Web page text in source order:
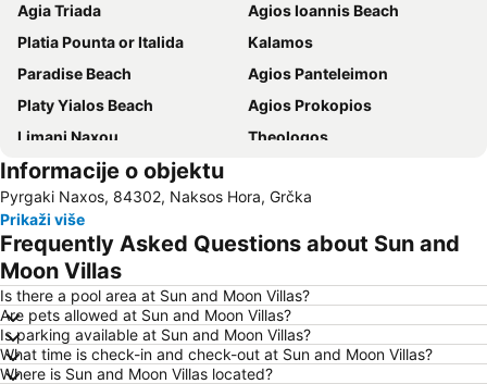
Agia Triada
Agios Ioannis Beach
Platia Pounta or Italida
Kalamos
Paradise Beach
Agios Panteleimon
Platy Yialos Beach
Agios Prokopios
Limani Naxou
Theologos
Timios Savros
Informacije o objektu
Pyrgaki Naxos, 84302, Naksos Hora, Grčka
Prikaži više
Frequently Asked Questions about Sun and
Moon Villas
Is there a pool area at Sun and Moon Villas?
Are pets allowed at Sun and Moon Villas?
Is parking available at Sun and Moon Villas?
What time is check-in and check-out at Sun and Moon Villas?
Where is Sun and Moon Villas located?